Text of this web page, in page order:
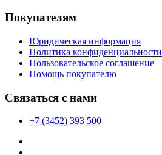
Покупателям
Юридическая информация
Политика конфиденциальности
Пользовательское соглашение
Помощь покупателю
Связаться с нами
+7 (3452) 393 500